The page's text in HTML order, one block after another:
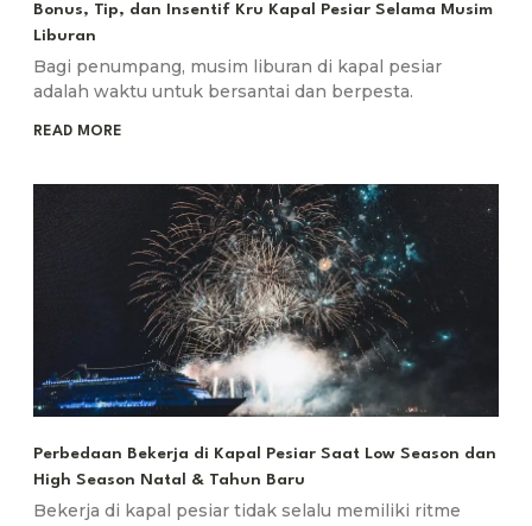
Bonus, Tip, dan Insentif Kru Kapal Pesiar Selama Musim
Liburan
Bagi penumpang, musim liburan di kapal pesiar
adalah waktu untuk bersantai dan berpesta.
READ MORE
Perbedaan Bekerja di Kapal Pesiar Saat Low Season dan
High Season Natal & Tahun Baru
Bekerja di kapal pesiar tidak selalu memiliki ritme